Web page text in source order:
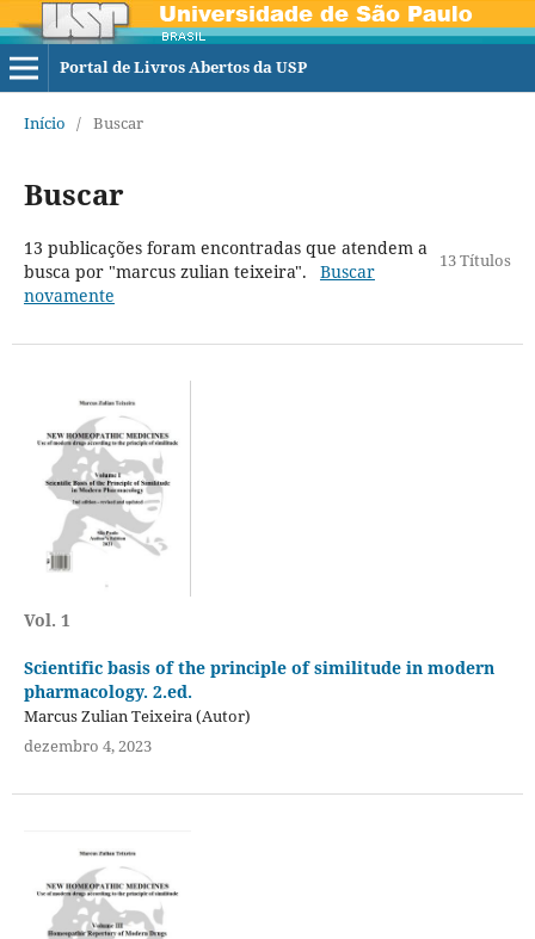
Portal de Livros Abertos da USP
Início / Buscar
Buscar
13 Títulos
13 publicações foram encontradas que atendem a
busca por "marcus zulian teixeira".
Buscar
novamente
Vol. 1
Scientific basis of the principle of similitude in modern
pharmacology. 2.ed.
Marcus Zulian Teixeira (Autor)
dezembro 4, 2023